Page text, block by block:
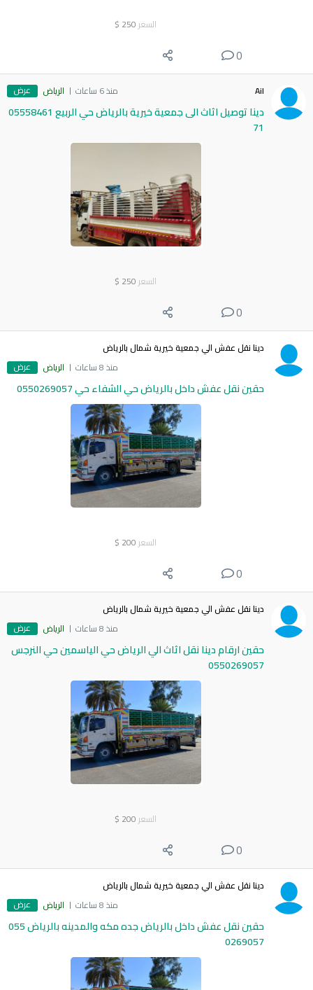
السعر 250
$
0
Ail منذ 6 ساعات الرياض عرض
دينا توصيل اثاث الى جمعية خيرية بالرياض حي الربيع 05558461
71
السعر 250
$
0
دينا نقل عفش الي جمعية خيرية شمال بالرياض
منذ 8 ساعات
الرياض عرض
حقين نقل عفش داخل بالرياض حي الشفاء حي 0550269057
السعر 200
$
0
دينا نقل عفش الي جمعية خيرية شمال بالرياض
منذ 8 ساعات
الرياض عرض
حقين ارقام دينا نقل اثاث الي الرياض حي الياسمين حي النرجس
0550269057
السعر 200
$
0
دينا نقل عفش الي جمعية خيرية شمال بالرياض
منذ 8 ساعات
الرياض عرض
حقين نقل عفش داخل بالرياض جده مكه والمدينه بالرياض 055
0269057